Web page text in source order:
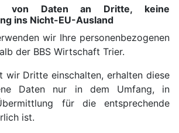
von Daten an Dritte, keine
ins Nicht-EU-Ausland
wir Ihre personenbezogenen
der BBS Wirtschaft Trier.
wir Dritte einschalten, erhalten diese
Daten nur in dem Umfang, in
für die entsprechende
ist.